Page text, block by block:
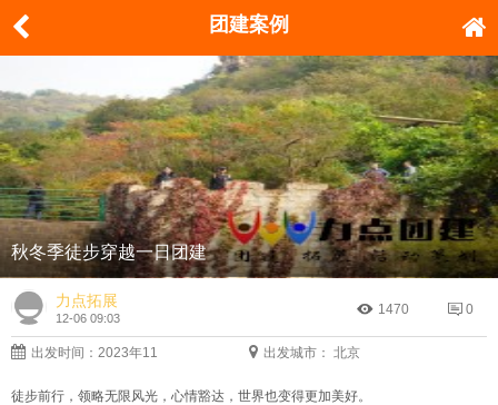
团建案例
秋冬季徒步穿越一日团建
力点拓展
12-06 09:03
1470 0
出发时间：2023年11 出发城市： 北京
徒步前行，领略无限风光，心情豁达，世界也变得更加美好。